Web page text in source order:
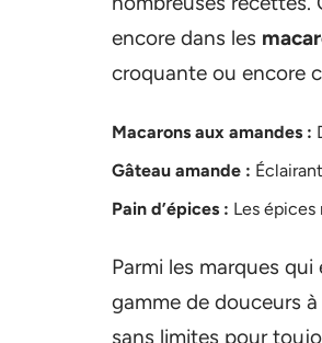
encore dans les
croquante ou encore
Macarons aux amandes :
Gâteau amande :
Pain d’épices : Les
Parmi les marques
gamme de douceurs
sans limites pour